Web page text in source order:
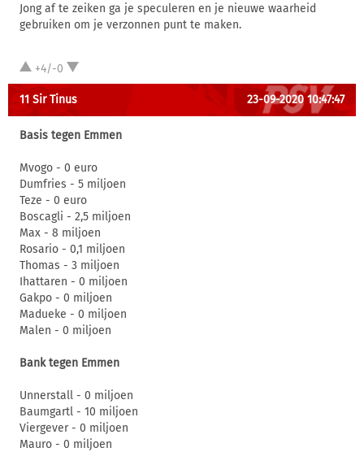
Jong af te zeiken ga je speculeren en je nieuwe waarheid
gebruiken om je verzonnen punt te maken.
+4/-0
11 Sir Tinus 23-09-2020 10:47:47
Basis tegen Emmen
Mvogo - 0 euro
Dumfries - 5 miljoen
Teze - 0 euro
Boscagli - 2,5 miljoen
Max - 8 miljoen
Rosario - 0,1 miljoen
Thomas - 3 miljoen
Ihattaren - 0 miljoen
Gakpo - 0 miljoen
Madueke - 0 miljoen
Malen - 0 miljoen
Bank tegen Emmen
Unnerstall - 0 miljoen
Baumgartl - 10 miljoen
Viergever - 0 miljoen
Mauro - 0 miljoen